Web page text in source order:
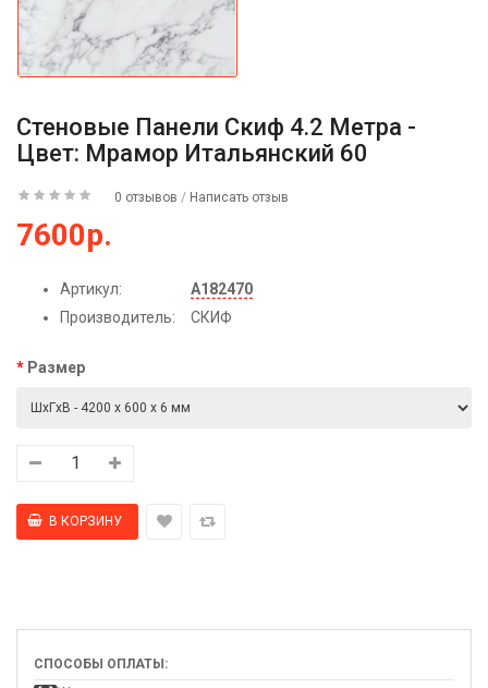
Стеновые Панели Скиф 4.2 Метра -
Цвет: Мрамор Итальянский 60
0 отзывов / Написать отзыв
7600р.
Артикул:
А182470
Производитель:
СКИФ
Размер
СПОСОБЫ ОПЛАТЫ: